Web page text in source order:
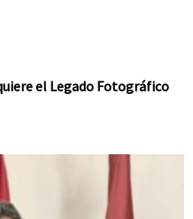
el Legado Fotográfico